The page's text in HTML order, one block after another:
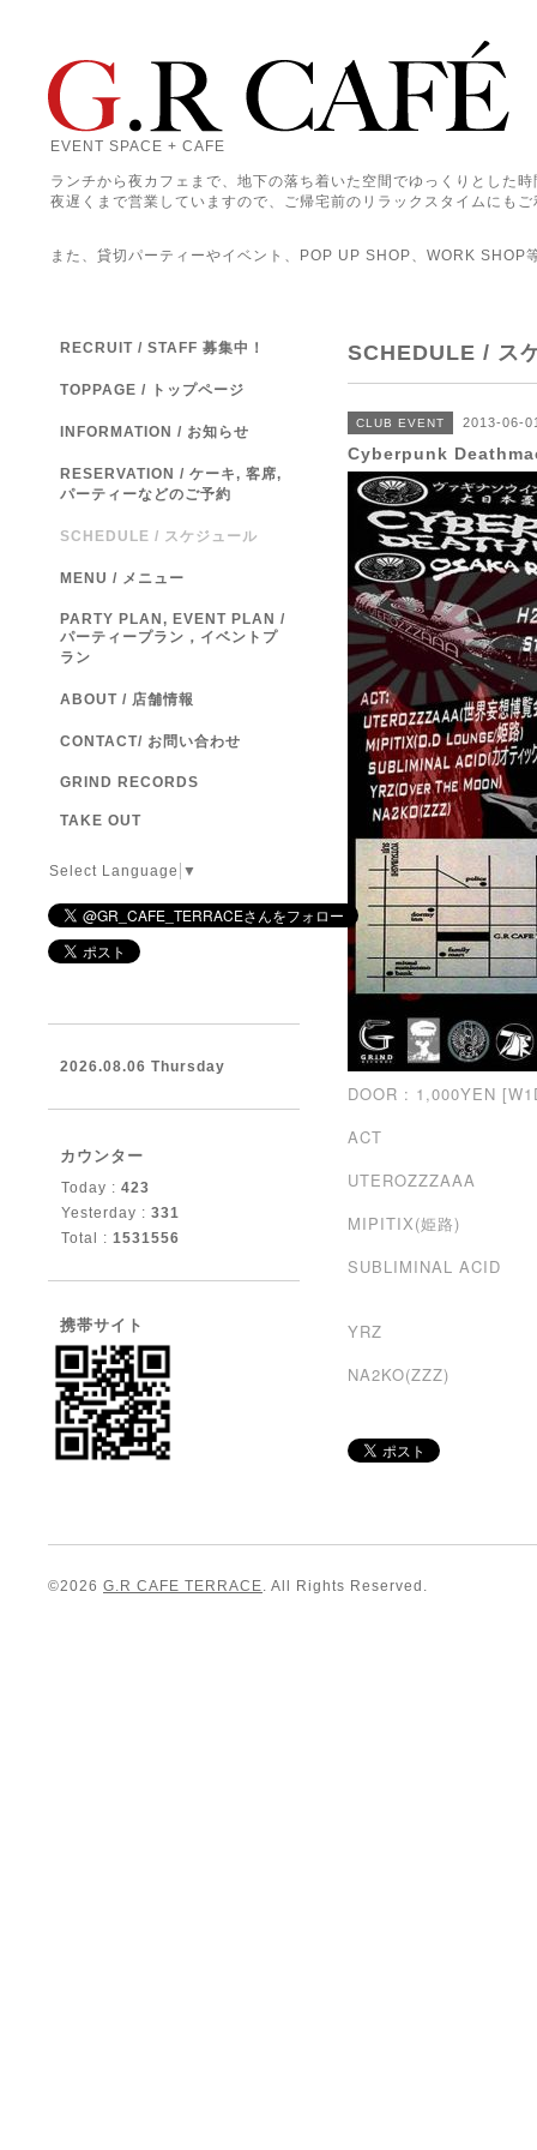
EVENT SPACE + CAFE
ランチから夜カフェまで、地下の落ち着いた空間でゆっくりとした
夜遅くまで営業していますので、ご帰宅前のリラックスタイムにも
また、貸切パーティーやイベント、POP UP SHOP、WORK SHOP
SCHEDULE / ス
CLUB EVENT 2013-06-
Cyberpunk
DOOR : 1,000YEN
ACT
UTEROZZZAAA
MIPITIX(姫路)
SUBLIMINAL ACID
YRZ
NA2KO(ZZZ)
RECRUIT / STAFF 募集中！
TOPPAGE / トップページ
INFORMATION / お知らせ
RESERVATION / ケーキ, 客席,
パーティーなどのご予約
SCHEDULE / スケジュール
MENU / メニュー
PARTY PLAN, EVENT PLAN /
パーティープラン，イベントプ
ラン
ABOUT / 店舗情報
CONTACT/ お問い合わせ
GRIND RECORDS
TAKE OUT
Select Language ▼
2026.08.06 Thursday
カウンター
Today : 423
Yesterday : 331
Total : 1531556
携帯サイト
©2026 G.R CAFE TERRACE. All Rights Reserved.